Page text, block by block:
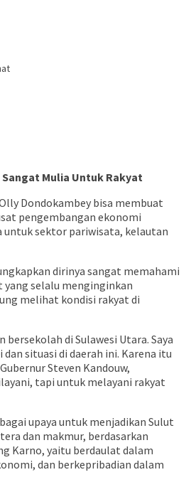
Mulia Untuk Rakyat
Dondokambey bisa membuat
pengembangan ekonomi
sektor pariwisata, kelautan
dirinya sangat memahami
selalu menginginkan
melihat kondisi rakyat di
bersekolah di Sulawesi Utara. Saya
situasi di daerah ini. Karena itu
Steven Kandouw,
tapi untuk melayani rakyat
upaya untuk menjadikan Sulut
dan makmur, berdasarkan
Karno, yaitu berdaulat dalam
dan berkepribadian dalam